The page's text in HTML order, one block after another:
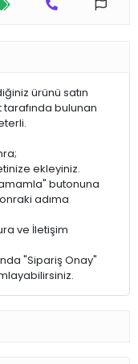
ürünü satın
tarafında bulunan
ekleyiniz.
butonuna
adıma
ve İletişim
"Sipariş Onay"